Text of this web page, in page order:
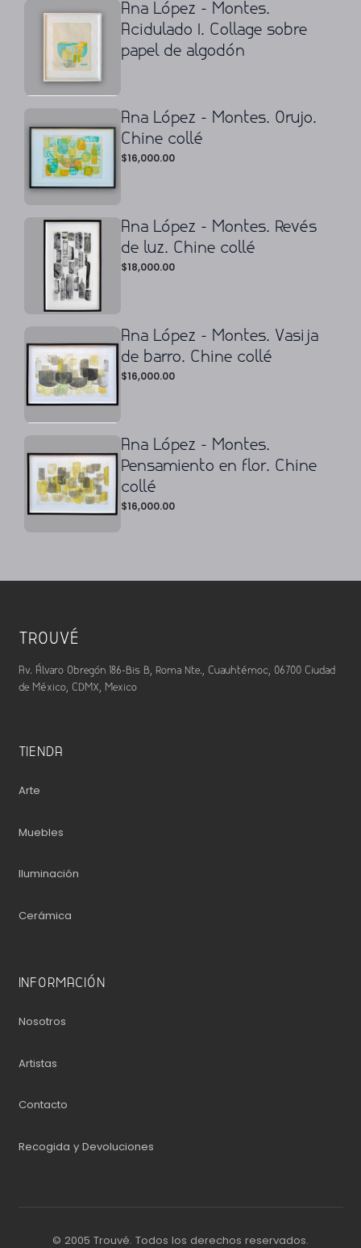
Ana López - Montes.
Acidulado I. Collage sobre
papel de algodón
Ana López - Montes. Orujo.
Chine collé
$16,000.00
Ana López - Montes. Revés
de luz. Chine collé
$18,000.00
Ana López - Montes. Vasija
de barro. Chine collé
$16,000.00
Ana López - Montes.
Pensamiento en flor. Chine
collé
$16,000.00
TROUVÉ
Av. Álvaro Obregón 186-Bis B, Roma Nte., Cuauhtémoc, 06700 Ciudad
de México, CDMX, Mexico
TIENDA
Arte
Muebles
Iluminación
Cerámica
INFORMACIÓN
Nosotros
Artistas
Contacto
Recogida y Devoluciones
© 2005 Trouvé. Todos los derechos reservados.